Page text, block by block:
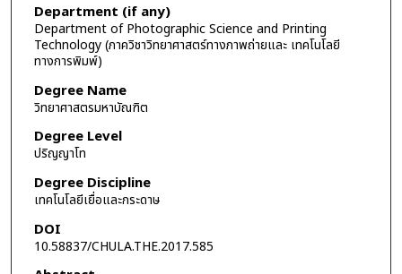
Department (if any)
Department of Photographic Science and Printing
Technology (ภาควิชาวิทยาศาสตร์ทางภาพถ่ายและ เทคโนโลยี
ทางการพิมพ์)
Degree Name
วิทยาศาสตรมหาบัณฑิต
Degree Level
ปริญญาโท
Degree Discipline
เทคโนโลยีเยื่อและกระดาษ
DOI
10.58837/CHULA.THE.2017.585